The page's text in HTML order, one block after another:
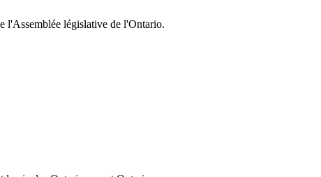
l'Assemblée législative de l'Ontario.